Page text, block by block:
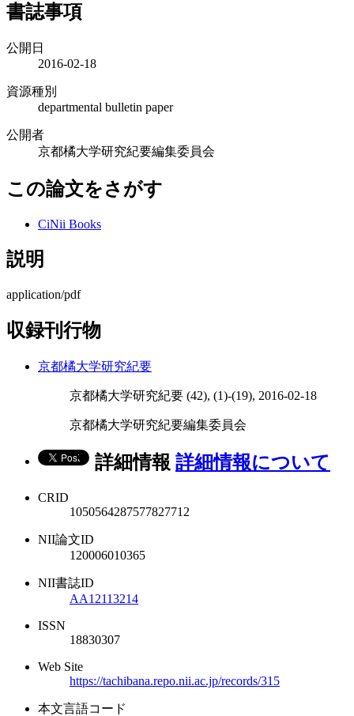
書誌事項
公開日
2016-02-18
資源種別
departmental bulletin paper
公開者
京都橘大学研究紀要編集委員会
この論文をさがす
CiNii Books
説明
application/pdf
収録刊行物
京都橘大学研究紀要
京都橘大学研究紀要 (42), (1)-(19), 2016-02-18
京都橘大学研究紀要編集委員会
詳細情報 詳細情報について
CRID
1050564287577827712
NII論文ID
120006010365
NII書誌ID
AA12113214
ISSN
18830307
Web Site
https://tachibana.repo.nii.ac.jp/records/315
本文言語コード